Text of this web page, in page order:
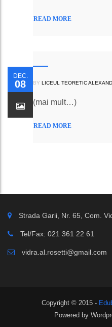
READ MORE
DEC.
08 BY LICEUL TEORETIC
(mai mult…)
READ MORE
Strada Garii, Nr. 65, Com.
Tel/Fax: 021 361 22 61
vidra.al.rosetti@gmail.com
Copyright © 2015 -
Powered by